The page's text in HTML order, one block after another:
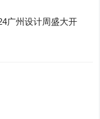
广州设计周盛大开